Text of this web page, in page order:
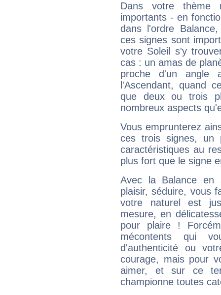
Dans votre thème
importants - en
dans l'ordre
ces signes sont
votre Soleil s'y
cas : un amas de
proche d'un
l'Ascendant, quand
que deux ou trois
nombreux aspects
Vous emprunterez
ces trois signes, un
caractéristiques au
plus fort que le signe
Avec la Balance en
plaisir, séduire, vous
votre naturel est
mesure, en
pour plaire !
mécontents qui
d'authenticité ou
courage, mais pour
aimer, et sur ce
championne toutes